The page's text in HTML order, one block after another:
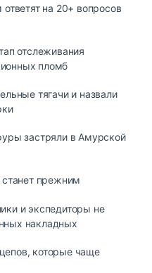
ответят на 20+ вопросов
отслеживания
пломб
тягачи и назвали
застряли в Амурской
станет прежним
и экспедиторы не
накладных
которые чаще